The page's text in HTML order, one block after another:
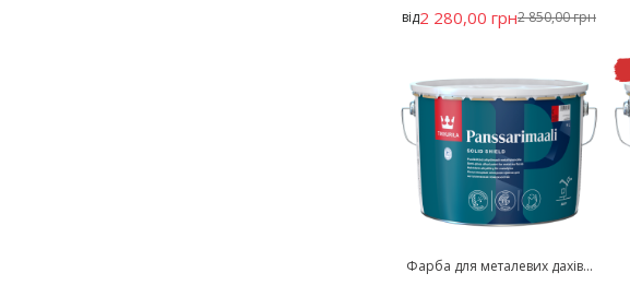
від2 280,00 грн2 850,00 грн
Фарба для металевих дахів...